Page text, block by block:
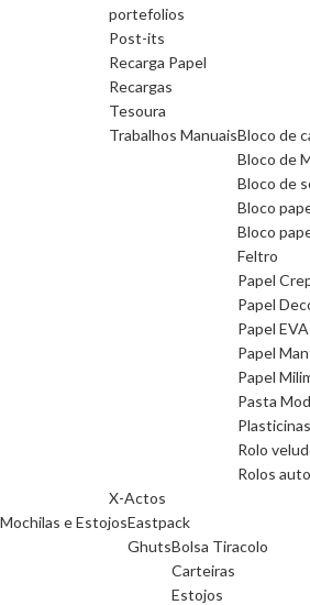
portefolios
Post-its
Recarga Papel
Recargas
Tesoura
Trabalhos ManuaisBloco de
Bloco de
Bloco de
Bloco
Bloco
Feltro
Papel
Papel
Papel EVA
Papel
Papel
Pasta
Plasticinas
Rolo
Rolos
X-Actos
Mochilas e EstojosEastpack
GhutsBolsa Tiracolo
Carteiras
Estojos